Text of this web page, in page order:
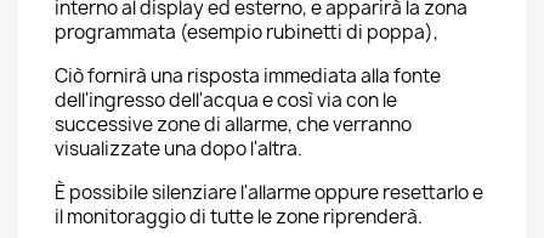
interno al display ed esterno, e apparirà la zona
programmata (esempio rubinetti di poppa),
Ciò fornirà una risposta immediata alla fonte
dell'ingresso dell'acqua e così via con le
successive zone di allarme, che verranno
visualizzate una dopo l'altra.
È possibile silenziare l'allarme oppure resettarlo e
il monitoraggio di tutte le zone riprenderà.